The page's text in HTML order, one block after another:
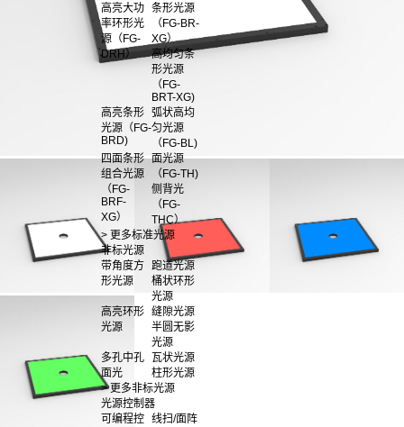
高亮大功
率环形光
源（FG-
DRH）
条形光源
（FG-BR-
XG）
高均匀条
形光源
（FG-
BRT-XG)
高亮条形
光源（FG-
BRD)
弧状高均
匀光源
（FG-BL)
四面条形
组合光源
（FG-
BRF-
XG）
面光源
（FG-TH)
侧背光
（FG-
THC）
> 更多标准光源
非标光源
带角度方
形光源
跑道光源
桶状环形
光源
高亮环形
光源
缝隙光源
半圆无影
光源
多孔中孔
面光
瓦状光源
柱形光源
> 更多非标光源
光源控制器
可编程控 线扫/面阵